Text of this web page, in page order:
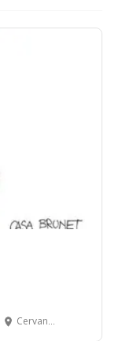
Cervantes, 7 - Teodor Gonzàlez, 32-34 - TORTOSA